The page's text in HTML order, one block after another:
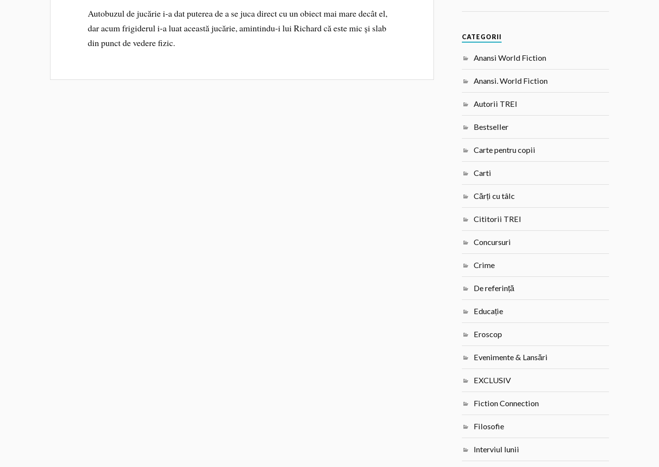
Autobuzul de jucărie i‑a dat puterea de a se juca direct cu un obiect mai mare decât el,
dar acum frigiderul i‑a luat această jucărie, amintindu‑i lui Richard că este mic și slab
din punct de vedere fizic.
CATEGORII
Anansi World Fiction
Anansi. World Fiction
Autorii TREI
Bestseller
Carte pentru copii
Carti
Cărți cu tâlc
Cititorii TREI
Concursuri
Crime
De referință
Educație
Eroscop
Evenimente & Lansări
EXCLUSIV
Fiction Connection
Filosofie
Interviul lunii